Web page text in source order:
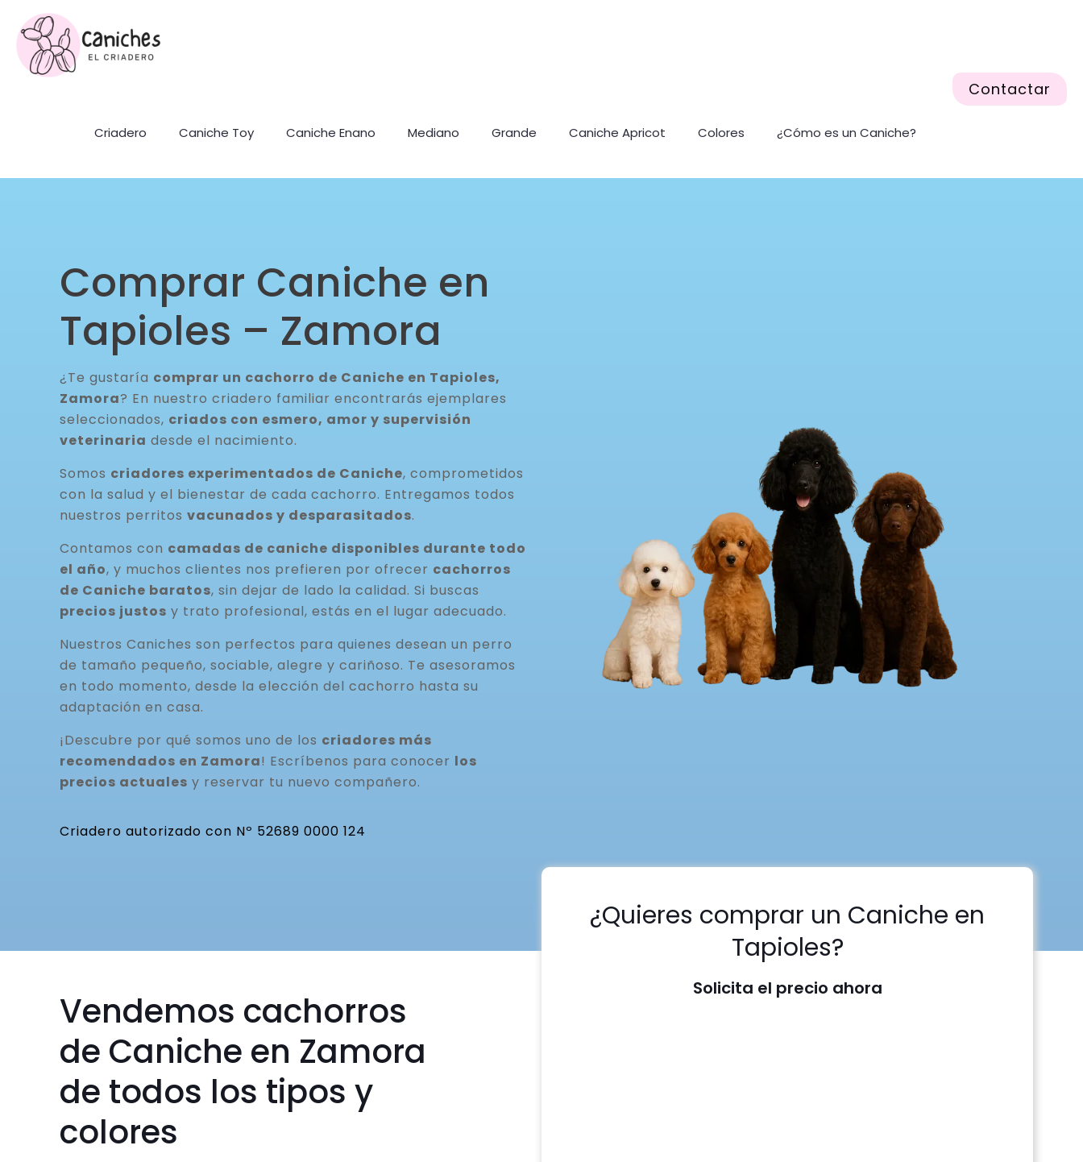
Criadero Caniche Toy Caniche Enano Mediano Grande Caniche Apricot Colores ¿Cómo es un Caniche?
Contactar
Comprar Caniche en
Tapioles – Zamora
¿Te gustaría comprar un cachorro de Caniche en Tapioles,
Zamora? En nuestro criadero familiar encontrarás ejemplares
seleccionados, criados con esmero, amor y supervisión
veterinaria desde el nacimiento.
Somos criadores experimentados de Caniche, comprometidos
con la salud y el bienestar de cada cachorro. Entregamos todos
nuestros perritos vacunados y desparasitados.
Contamos con camadas de caniche disponibles durante todo
el año, y muchos clientes nos prefieren por ofrecer cachorros
de Caniche baratos, sin dejar de lado la calidad. Si buscas
precios justos y trato profesional, estás en el lugar adecuado.
Nuestros Caniches son perfectos para quienes desean un perro
de tamaño pequeño, sociable, alegre y cariñoso. Te asesoramos
en todo momento, desde la elección del cachorro hasta su
adaptación en casa.
¡Descubre por qué somos uno de los criadores más
recomendados en Zamora! Escríbenos para conocer los
precios actuales y reservar tu nuevo compañero.
Criadero autorizado con Nº 52689 0000 124
Vendemos cachorros
de Caniche en Zamora
de todos los tipos y
colores
¿Quieres comprar un Caniche en
Tapioles?
Solicita el precio ahora